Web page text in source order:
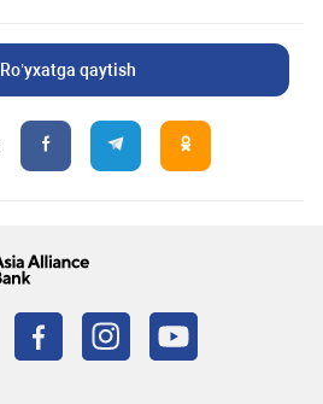
Ro’yxatga qaytish